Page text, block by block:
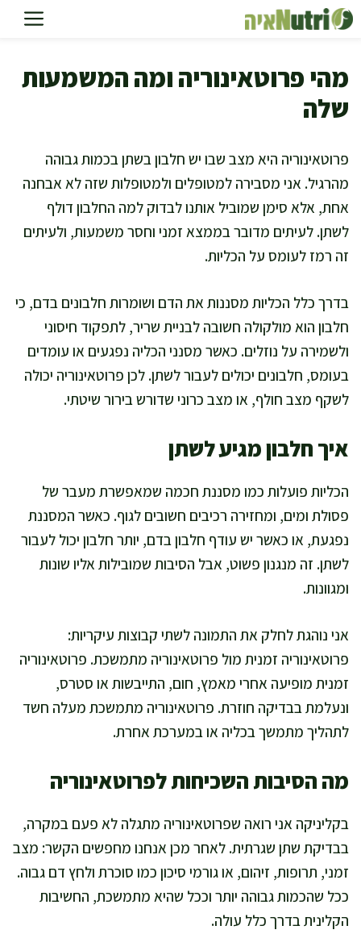
לדלג
לתוכן
מהי פרוטאינוריה ומה המשמעות
שלה
פרוטאינוריה היא מצב שבו יש חלבון בשתן בכמות גבוהה
מהרגיל. אני מסבירה למטופלים ולמטופלות שזה לא אבחנה
אחת, אלא סימן שמוביל אותנו לבדוק למה החלבון דולף
לשתן. לעיתים מדובר בממצא זמני וחסר משמעות, ולעיתים
זה רמז לעומס על הכליות.
בדרך כלל הכליות מסננות את הדם ושומרות חלבונים בדם, כי
חלבון הוא מולקולה חשובה לבניית שריר, לתפקוד חיסוני
ולשמירה על נוזלים. כאשר מסנני הכליה נפגעים או עומדים
בעומס, חלבונים יכולים לעבור לשתן. לכן פרוטאינוריה יכולה
לשקף מצב חולף, או מצב כרוני שדורש בירור שיטתי.
איך חלבון מגיע לשתן
הכליות פועלות כמו מסננת חכמה שמאפשרת מעבר של
פסולת ומים, ומחזירה רכיבים חשובים לגוף. כאשר המסננת
נפגעת, או כאשר יש עודף חלבון בדם, יותר חלבון יכול לעבור
לשתן. זה מנגנון פשוט, אבל הסיבות שמובילות אליו שונות
ומגוונות.
אני נוהגת לחלק את התמונה לשתי קבוצות עיקריות:
פרוטאינוריה זמנית מול פרוטאינוריה מתמשכת. פרוטאינוריה
זמנית מופיעה אחרי מאמץ, חום, התייבשות או סטרס,
ונעלמת בבדיקה חוזרת. פרוטאינוריה מתמשכת מעלה חשד
לתהליך מתמשך בכליה או במערכת אחרת.
מה הסיבות השכיחות לפרוטאינוריה
בקליניקה אני רואה שפרוטאינוריה מתגלה לא פעם במקרה,
בבדיקת שתן שגרתית. לאחר מכן אנחנו מחפשים הקשר: מצב
זמני, תרופות, זיהום, או גורמי סיכון כמו סוכרת ולחץ דם גבוה.
ככל שהכמות גבוהה יותר וככל שהיא מתמשכת, החשיבות
הקלינית בדרך כלל עולה.